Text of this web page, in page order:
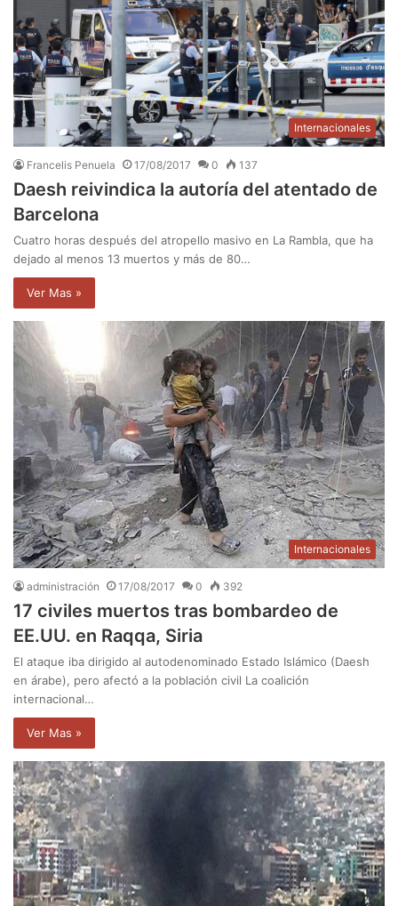
Internacionales
Francelis Penuela 17/08/2017 0 137
Daesh reivindica la autoría del atentado de
Barcelona
Cuatro horas después del atropello masivo en La Rambla, que ha
dejado al menos 13 muertos y más de 80…
Ver Mas »
Internacionales
administración 17/08/2017 0 392
17 civiles muertos tras bombardeo de
EE.UU. en Raqqa, Siria
El ataque iba dirigido al autodenominado Estado Islámico (Daesh
en árabe), pero afectó a la población civil La coalición
internacional…
Ver Mas »